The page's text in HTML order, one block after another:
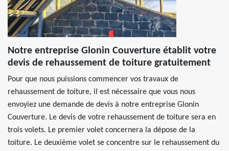
Notre entreprise Glonin Couverture établit votre
devis de rehaussement de toiture gratuitement
Pour que nous puissions commencer vos travaux de
rehaussement de toiture, il est nécessaire que vous nous
envoyiez une demande de devis à notre entreprise Glonin
Couverture. Le devis de votre rehaussement de toiture sera en
trois volets. Le premier volet concernera la dépose de la
toiture. Le deuxième volet se concentre sur le rehaussement du